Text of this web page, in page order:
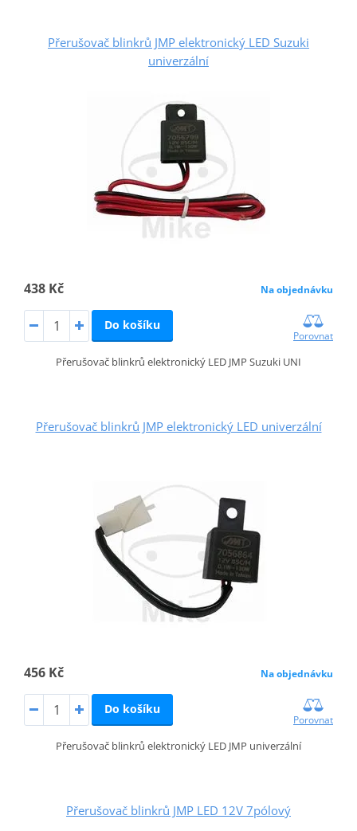
Přerušovač blinkrů JMP elektronický LED Suzuki
univerzální
438 Kč Na objednávku
Do košíku
Porovnat
Přerušovač blinkrů elektronický LED JMP Suzuki UNI
Přerušovač blinkrů JMP elektronický LED univerzální
456 Kč Na objednávku
Do košíku
Porovnat
Přerušovač blinkrů elektronický LED JMP univerzální
Přerušovač blinkrů JMP LED 12V 7pólový